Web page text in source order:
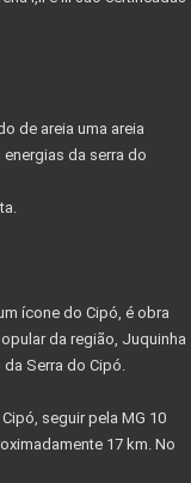
de areia uma areia
da serra do
ícone do Cipó, é obra
da região, Juquinha
Serra do Cipó.
seguir pela MG 10
17 km. No